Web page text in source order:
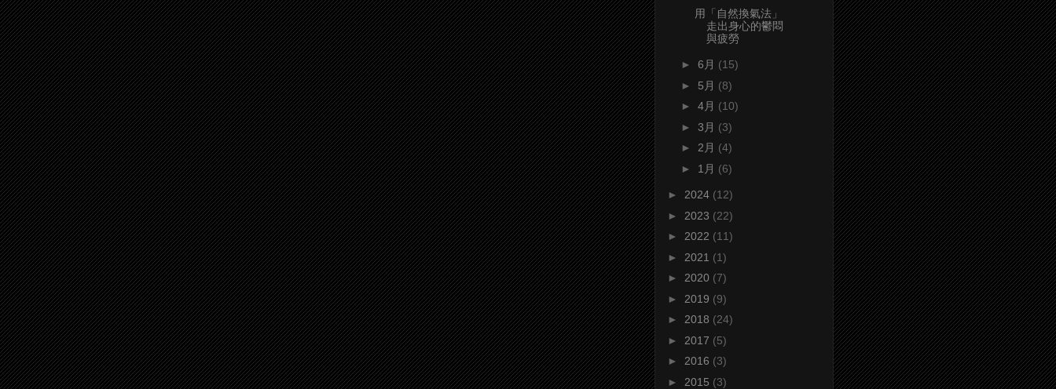
用「自然換氣法」
走出身心的鬱悶
與疲勞
► 6月 (15)
► 5月 (8)
► 4月 (10)
► 3月 (3)
► 2月 (4)
► 1月 (6)
► 2024 (12)
► 2023 (22)
► 2022 (11)
► 2021 (1)
► 2020 (7)
► 2019 (9)
► 2018 (24)
► 2017 (5)
► 2016 (3)
► 2015 (3)